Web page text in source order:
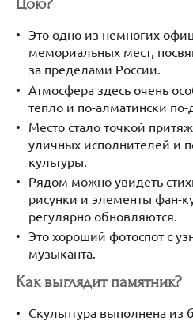
Цою?
Это одно из немногих
мемориальных мест,
за пределами России.
Атмосфера здесь очень
тепло и по-алматински
Место стало точкой
уличных исполнителей и
культуры.
Рядом можно увидеть
рисунки и элементы фан-
регулярно обновляются.
Это хороший фотоспот с
музыканта.
Как выглядит памятник?
Скульптура выполнена из